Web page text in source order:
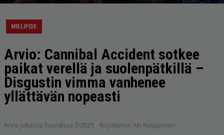
MIELIPIDE
Arvio: Cannibal Accident sotkee
paikat verellä ja suolenpätkillä –
Disgustin vimma vanhenee
yllättävän nopeasti
Arvio julkaistu Soundissa 2/2025. Kirjoittanut: Aki Nuopponen.